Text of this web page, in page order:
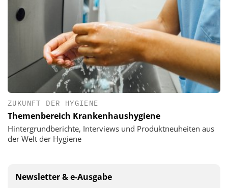
ZUKUNFT DER HYGIENE
Themenbereich Krankenhaushygiene
Hintergrundberichte, Interviews und Produktneuheiten aus
der Welt der Hygiene
Newsletter & e-Ausgabe